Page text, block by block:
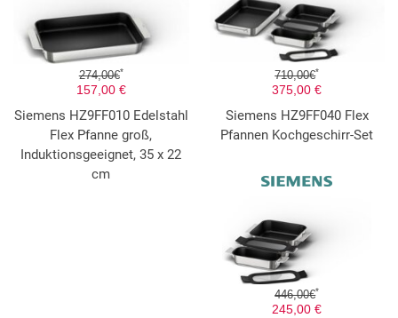
274,00€*
157,00 €
Siemens HZ9FF010 Edelstahl
Flex Pfanne groß,
Induktionsgeeignet, 35 x 22
cm
710,00€*
375,00 €
Siemens HZ9FF040 Flex
Pfannen Kochgeschirr-Set
446,00€*
245,00 €